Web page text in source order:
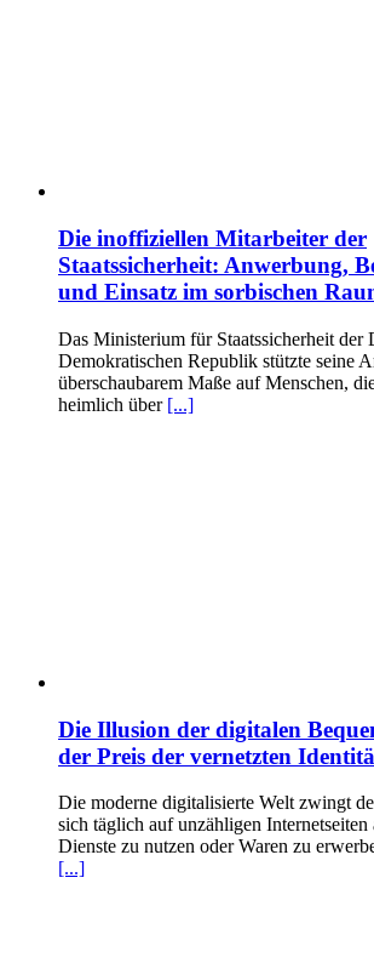
Die inoffiziellen Mitarbeiter der
Staatssicherheit: Anwerbung,
und Einsatz im sorbischen
Das Ministerium für Staatssicherheit der
Demokratischen Republik stützte seine
überschaubarem Maße auf Menschen,
heimlich über [...]
Die Illusion der digitalen
der Preis der vernetzten
Die moderne digitalisierte Welt zwingt
sich täglich auf unzähligen Internetseiten
Dienste zu nutzen oder Waren zu
[...]